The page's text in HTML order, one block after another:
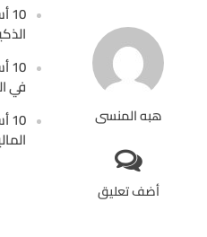
في
هبه المنسى
أضف تعليق